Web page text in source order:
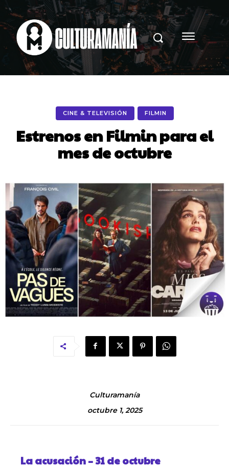
CINE & TELEVISIÓN FILMIN
Estrenos en Filmin para el
mes de octubre
Culturamanía
octubre 1, 2025
La acusación– 31 de octubre